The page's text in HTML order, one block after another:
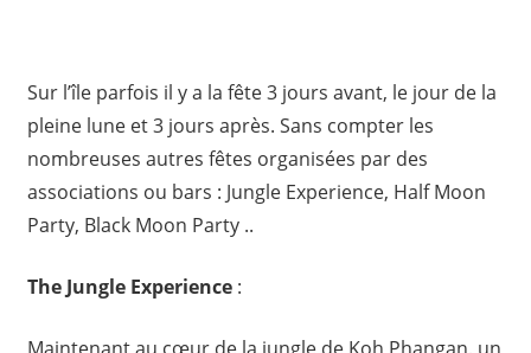
Sur l’île parfois il y a la fête 3 jours avant, le jour de la
pleine lune et 3 jours après. Sans compter les
nombreuses autres fêtes organisées par des
associations ou bars : Jungle Experience, Half Moon
Party, Black Moon Party ..
The Jungle Experience: